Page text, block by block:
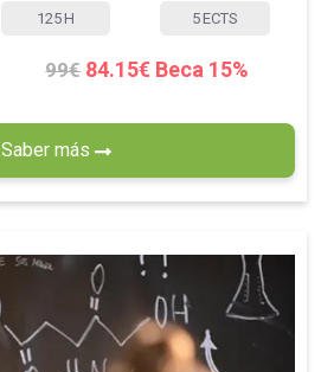
125 H 5 ECTS
99€ 84.15€ Beca 15%
Saber más